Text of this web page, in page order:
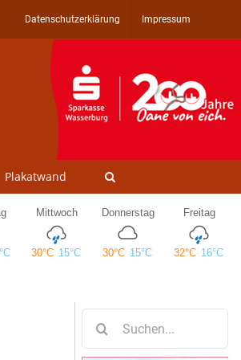
Datenschutzerklärung Impressum
Plakatwand
nach: